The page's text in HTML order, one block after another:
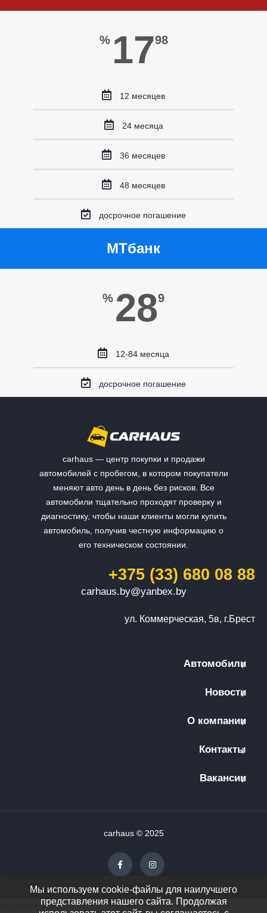
% 1798
12 месяцев
24 месяца
36 месяцев
48 месяцев
досрочное погашение
МТбанк
% 289
12-84 месяца
досрочное погашение
carhaus — центр покупки и продажи
автомобилей с пробегом, в котором покупатели
меняют авто день в день без рисков. Все
автомобили тщательно проходят проверку и
диагностику, чтобы наши клиенты могли купить
автомобиль, получив честную информацию о
его техническом состоянии.
+375 (33) 680 08 88
carhaus.by@yanbex.by
ул. Коммерческая, 5в, г.Брест
Автомобили
Новости
О компании
Контакты
Вакансии
carhaus © 2025
Мы используем cookie-файлы для наилучшего
представления нашего сайта. Продолжая
document.getElementById("showAll").addEventListener("click",